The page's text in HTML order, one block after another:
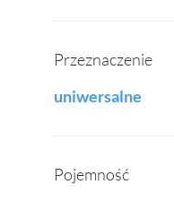
Przeznaczenie
uniwersalne
Pojemność